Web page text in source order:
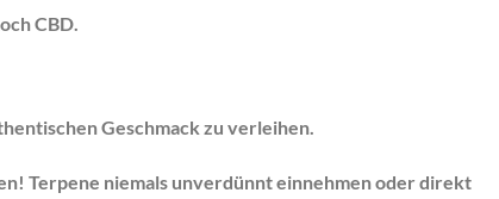
CBD.
Geschmack zu verleihen.
Terpene niemals unverdünnt einnehmen oder direkt